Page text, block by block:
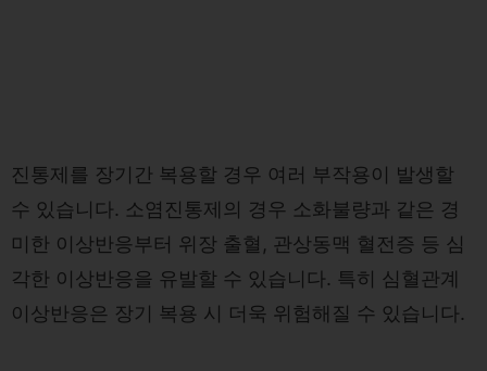
진통제를 장기간 복용할 경우 여러 부작용이 발생할
수 있습니다. 소염진통제의 경우 소화불량과 같은 경
미한 이상반응부터 위장 출혈, 관상동맥 혈전증 등 심
각한 이상반응을 유발할 수 있습니다. 특히 심혈관계
이상반응은 장기 복용 시 더욱 위험해질 수 있습니다.